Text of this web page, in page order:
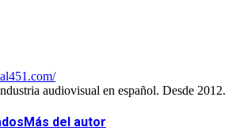
audiovisual en español. Desde 2012.
Más del autor